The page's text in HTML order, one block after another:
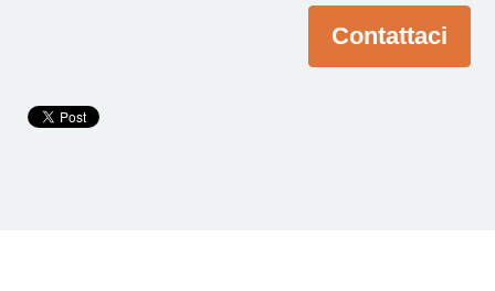
Contattaci